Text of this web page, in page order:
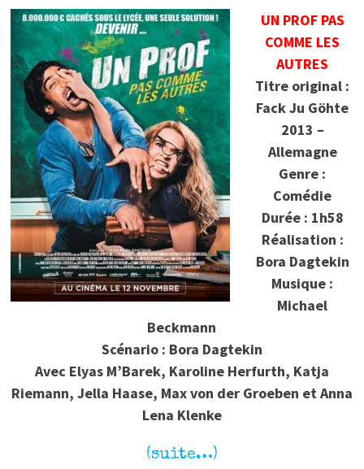
UN PROF PAS
COMME LES
AUTRES
Titre original :
Fack Ju Göhte
2013 –
Allemagne
Genre :
Comédie
Durée : 1h58
Réalisation :
Bora Dagtekin
Musique :
Michael
Beckmann
Scénario : Bora Dagtekin
Avec Elyas M’Barek, Karoline Herfurth, Katja
Riemann, Jella Haase, Max von der Groeben et Anna
Lena Klenke
(suite…)